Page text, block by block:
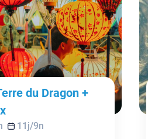
du Dragon +
11 j/9n